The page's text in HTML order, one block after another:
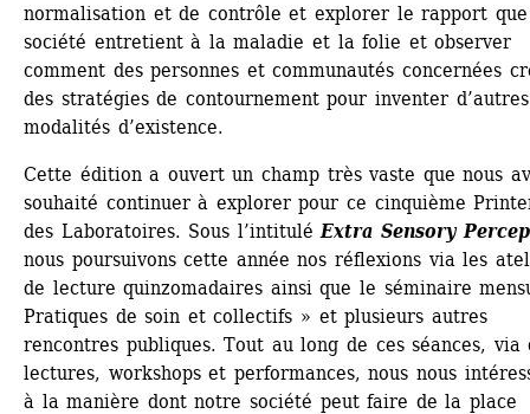
normalisation et de contrôle et explorer le rapport
société entretient à la maladie et la folie et observer
comment des personnes et communautés concernées
des stratégies de contournement pour inventer d’autres
modalités d’existence.
Cette édition a ouvert un champ très vaste que nous
souhaité continuer à explorer pour ce cinquième
des Laboratoires. Sous l’intitulé Extra Sensory
nous poursuivons cette année nos réflexions via les
de lecture quinzomadaires ainsi que le séminaire
Pratiques de soin et collectifs » et plusieurs autres
rencontres publiques. Tout au long de ces séances, via
lectures, workshops et performances, nous nous
à la manière dont notre société peut faire de la place